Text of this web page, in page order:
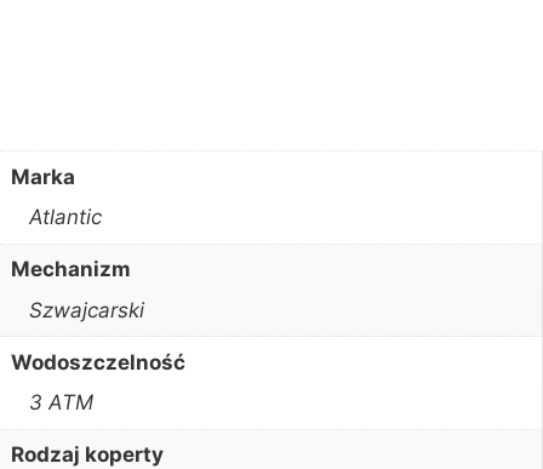
Marka
Atlantic
Mechanizm
Szwajcarski
Wodoszczelność
3 ATM
Rodzaj koperty